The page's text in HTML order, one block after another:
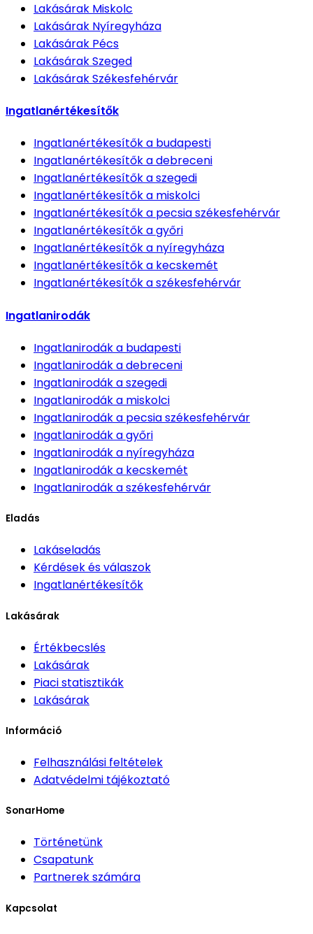
Lakásárak Miskolc
Lakásárak Nyíregyháza
Lakásárak Pécs
LakásárakSzeged
LakásárakSzékesfehérvár
Ingatlanértékesítők
Ingatlanértékesítőka budapesti
Ingatlanértékesítőka debreceni
Ingatlanértékesítőka szegedi
Ingatlanértékesítőka miskolci
Ingatlanértékesítőka pecsia székesfehérvár
Ingatlanértékesítőka győri
Ingatlanértékesítőka nyíregyháza
Ingatlanértékesítőka kecskemét
Ingatlanértékesítőka székesfehérvár
Ingatlanirodák
Ingatlanirodáka budapesti
Ingatlanirodáka debreceni
Ingatlanirodáka szegedi
Ingatlanirodáka miskolci
Ingatlanirodáka pecsia székesfehérvár
Ingatlanirodáka győri
Ingatlanirodáka nyíregyháza
Ingatlanirodáka kecskemét
Ingatlanirodáka székesfehérvár
Eladás
Lakáseladás
Kérdések és válaszok
Ingatlanértékesítők
Lakásárak
Értékbecslés
Lakásárak
Piaci statisztikák
Lakásárak
Információ
Felhasználási feltételek
Adatvédelmi tájékoztató
SonarHome
Történetünk
Csapatunk
Partnerek számára
Kapcsolat